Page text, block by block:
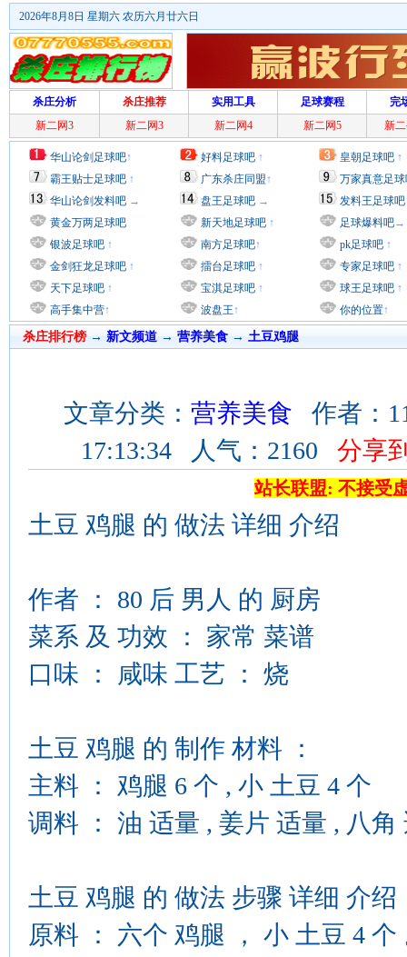
2026年8月8日 星期六 农历六月廿六日
杀庄分析 杀庄推荐 实用工具 足球赛程
完
新二网3
新二网3 新二网4 新二网5 新
华山论剑足球吧↑
霸王贴士足球吧 ↑
华山论剑发料吧 →
黄金万两足球吧
银波足球吧 ↑
金剑狂龙足球吧 ↑
天下足球吧 ↑
高手集中营↑
好料足球吧 ↑
广东杀庄同盟↑
盘王足球吧 →
新天地足球吧 ↑
南方足球吧↑
擂台足球吧 ↑
宝淇足球吧 ↑
波盘王↑
皇朝足球吧 ↑
万家真意足
发料王足球吧
足球爆料吧→
pk足球吧 ↑
专家足球吧 ↑
球王足球吧 ↑
你的位置↑
杀庄排行榜 → 新文频道→ 营养美食 → 土豆鸡腿
文章分类： 营养美食 作者：
17:13:34 人气：2160 分享
站长联盟: 不接受
土豆 鸡腿 的 做法 详细 介绍
作者 ： 80 后 男人 的 厨房
菜系 及 功效 ： 家常 菜谱
口味 ： 咸味 工艺 ： 烧
土豆 鸡腿 的 制作 材料 ：
主料 ： 鸡腿 6 个 , 小 土豆 4 个
调料 ： 油 适量 , 姜片 适量 , 八
土豆 鸡腿 的 做法 步骤 详细 介绍
原料 ： 六个 鸡腿 ， 小 土豆 4 个